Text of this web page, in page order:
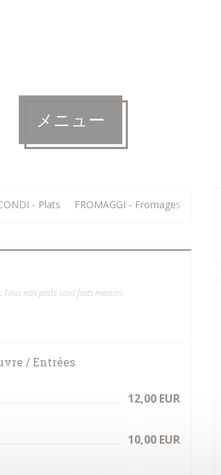
メニュー
- Plats FROMAGGI - Fromages
nos plats sont faits maison.
/ Entrées
12,00 EUR
10,00 EUR